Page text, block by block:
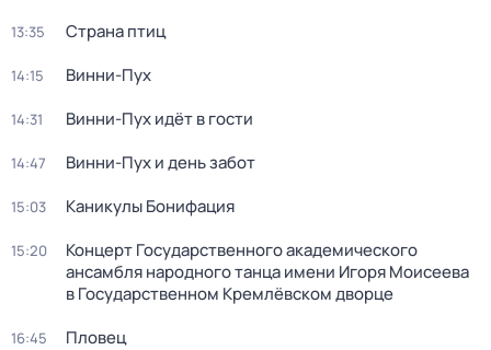
13:35 Страна птиц
14:15 Винни-Пух
14:31 Винни-Пух идёт в гости
14:47 Винни-Пух и день забот
15:03 Каникулы Бонифация
15:20
Концерт Государственного академического
ансамбля народного танца имени Игоря Моисеева
в Государственном Кремлёвском дворце
16:45 Пловец